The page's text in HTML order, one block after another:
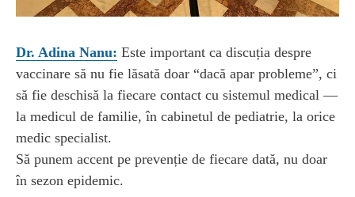
Dr. Adina Nanu: Este important ca discuția despre
vaccinare să nu fie lăsată doar “dacă apar probleme”, ci
să fie deschisă la fiecare contact cu sistemul medical —
la medicul de familie, în cabinetul de pediatrie, la orice
medic specialist.
Să punem accent pe prevenție de fiecare dată, nu doar
în sezon epidemic.